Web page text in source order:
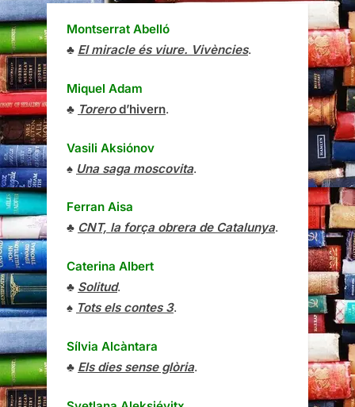
Montserrat Abelló
♣ El miracle és viure. Vivències.
Miquel Adam
♣ Torerod’hivern.
Vasili Aksiónov
♠ Una saga moscovita.
Ferran Aisa
♣ CNT, la força obrera de Catalunya.
Caterina Albert
♣ Solitud.
♠ Tots els contes 3.
Sílvia Alcàntara
♣ Els dies sense glòria.